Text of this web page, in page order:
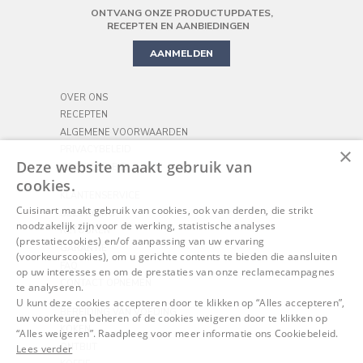
PRECISION STAND MIXER
PIZZA
KOOKGEREI
ONTVANG ONZE PRODUCTUPDATES,
RECEPTEN EN AANBIEDINGEN
AANMELDEN
OVER ONS
RECEPTEN
ALGEMENE VOORWAARDEN
COOKIEBELEID
BEZORGING
RETOUREN
GARANTIE
CONTACT OPNEMEN
BEREIDING VAN VOEDING
KOKEN
ONTBIJT
×
Deze website maakt gebruik van
cookies.
Cuisinart maakt gebruik van cookies, ook van derden, die strikt
noodzakelijk zijn voor de werking, statistische analyses
(prestatiecookies) en/of aanpassing van uw ervaring
(voorkeurscookies), om u gerichte contents te bieden die aansluiten
op uw interesses en om de prestaties van onze reclamecampagnes
te analyseren.
U kunt deze cookies accepteren door te klikken op “Alles accepteren”,
uw voorkeuren beheren of de cookies weigeren door te klikken op
“Alles weigeren”. Raadpleeg voor meer informatie ons Cookiebeleid.
Lees verder